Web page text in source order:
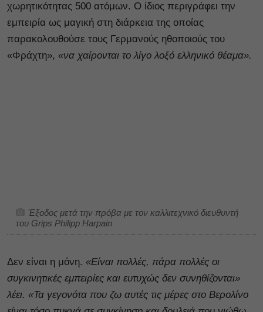
χωρητικότητας 500 ατόμων. Ο ίδιος περιγράφει την
εμπειρία ως μαγική στη διάρκεια της οποίας
παρακολουθούσε τους Γερμανούς ηθοποιούς του
«Φράχτη», «να χαίρονται το λίγο λοξό ελληνικό θέαμα».
Έξοδος μετά την πρόβα με τον καλλιτεχνικό διευθυντή
του Grips Philipp Harpain
Δεν είναι η μόνη. «Είναι πολλές, πάρα πολλές οι
συγκινητικές εμπειρίες και ευτυχώς δεν συνηθίζονται»
λέει. «Τα γεγονότα που ζω αυτές τις μέρες στο Βερολίνο